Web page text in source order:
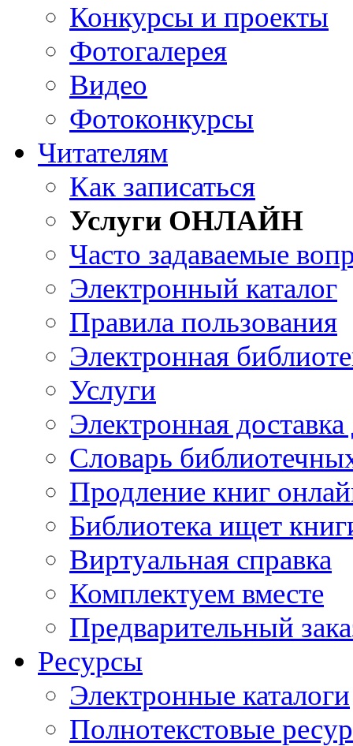
Конкурсы и проекты
Фотогалерея
Видео
Фотоконкурсы
Читателям
Как записаться
Услуги ОНЛАЙН
Часто задаваемые
Электронный каталог
Правила пользования
Электронная
Услуги
Электронная
Словарь
Продление книг
Библиотека ищет
Виртуальная справка
Комплектуем вместе
Предварительный
Ресурсы
Электронные каталоги
Полнотекстовые